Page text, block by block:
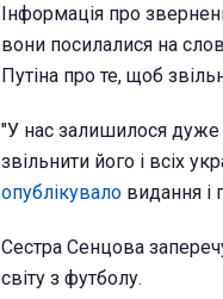
Інформація про
вони посилалися на
Путіна про те, щоб
"У нас залишилося дуже
звільнити його і всіх
опублікувало видання і
Сестра Сенцова
світу з футболу.